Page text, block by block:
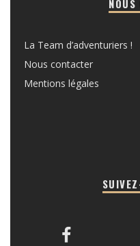
NOUS
La Team d’adventuriers !
Nous contacter
Mentions légales